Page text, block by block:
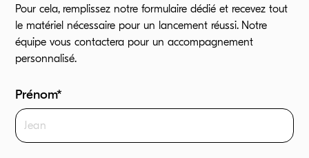
Pour cela, remplissez notre formulaire dédié et recevez tout
le matériel nécessaire pour un lancement réussi. Notre
équipe vous contactera pour un accompagnement
personnalisé.
Prénom*